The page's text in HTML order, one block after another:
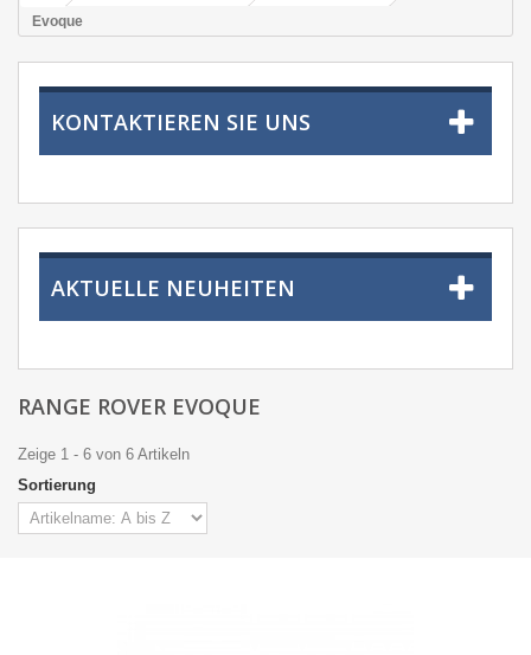
Evoque
KONTAKTIEREN SIE UNS
AKTUELLE NEUHEITEN
RANGE ROVER EVOQUE
Zeige 1 - 6 von 6 Artikeln
Sortierung